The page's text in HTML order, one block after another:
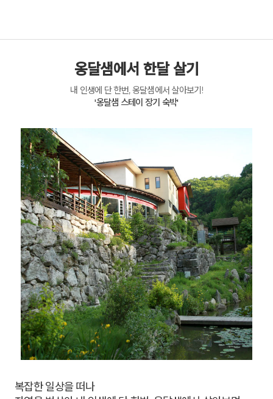
옹달샘에서 한달 살기
내 인생에 단 한번, 옹달샘에서 살아보기!
'옹달샘 스테이 장기 숙박'
복잡한 일상을 떠나